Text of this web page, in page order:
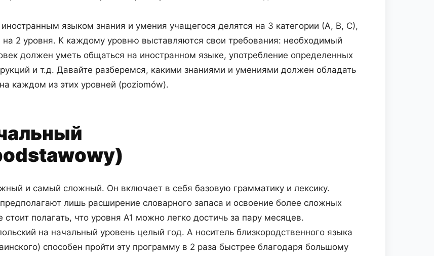
языком знания и умения учащегося делятся на 3 категории (А, В, С),
2 уровня. К каждому уровню выставляются свои требования: необходимый
должен уметь общаться на иностранном языке, употребление определенных
и т.д. Давайте разберемся, какими знаниями и умениями должен обладать
каждом из этих уровней (poziomów).
и самый сложный. Он включает в себя базовую грамматику и лексику.
лишь расширение словарного запаса и освоение более сложных
стоит полагать, что уровня А1 можно легко достичь за пару месяцев.
на начальный уровень целый год. А носитель близкородственного языка
способен пройти эту программу в 2 раза быстрее благодаря большому